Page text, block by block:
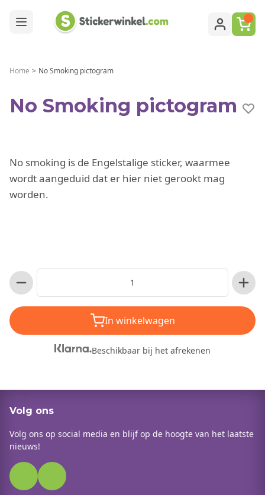
Home > No Smoking pictogram
No Smoking pictogram
No smoking is de Engelstalige sticker, waarmee
wordt aangeduid dat er hier niet gerookt mag
worden.
In winkelwagen
Beschikbaar bij het afrekenen
Volg ons
Volg ons op social media en blijf op de hoogte van het laatste
nieuws!